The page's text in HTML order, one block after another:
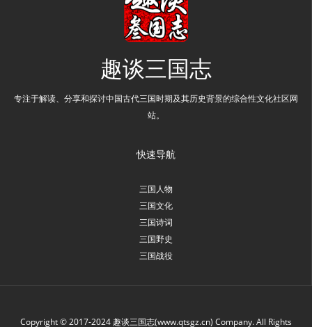
趣谈三国志
专注于解读、分享和探讨中国古代三国时期及其历史背景的综合性文化社区网
站。
快速导航
三国人物
三国文化
三国诗词
三国野史
三国战役
Copyright © 2017-2024 趣谈三国志(www.qtsgz.cn) Company. All Rights